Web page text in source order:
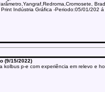
Indústria Gráfica -Periodo:05/01/202
(9/15/2022)
kolbus p-e com experiência em relevo e